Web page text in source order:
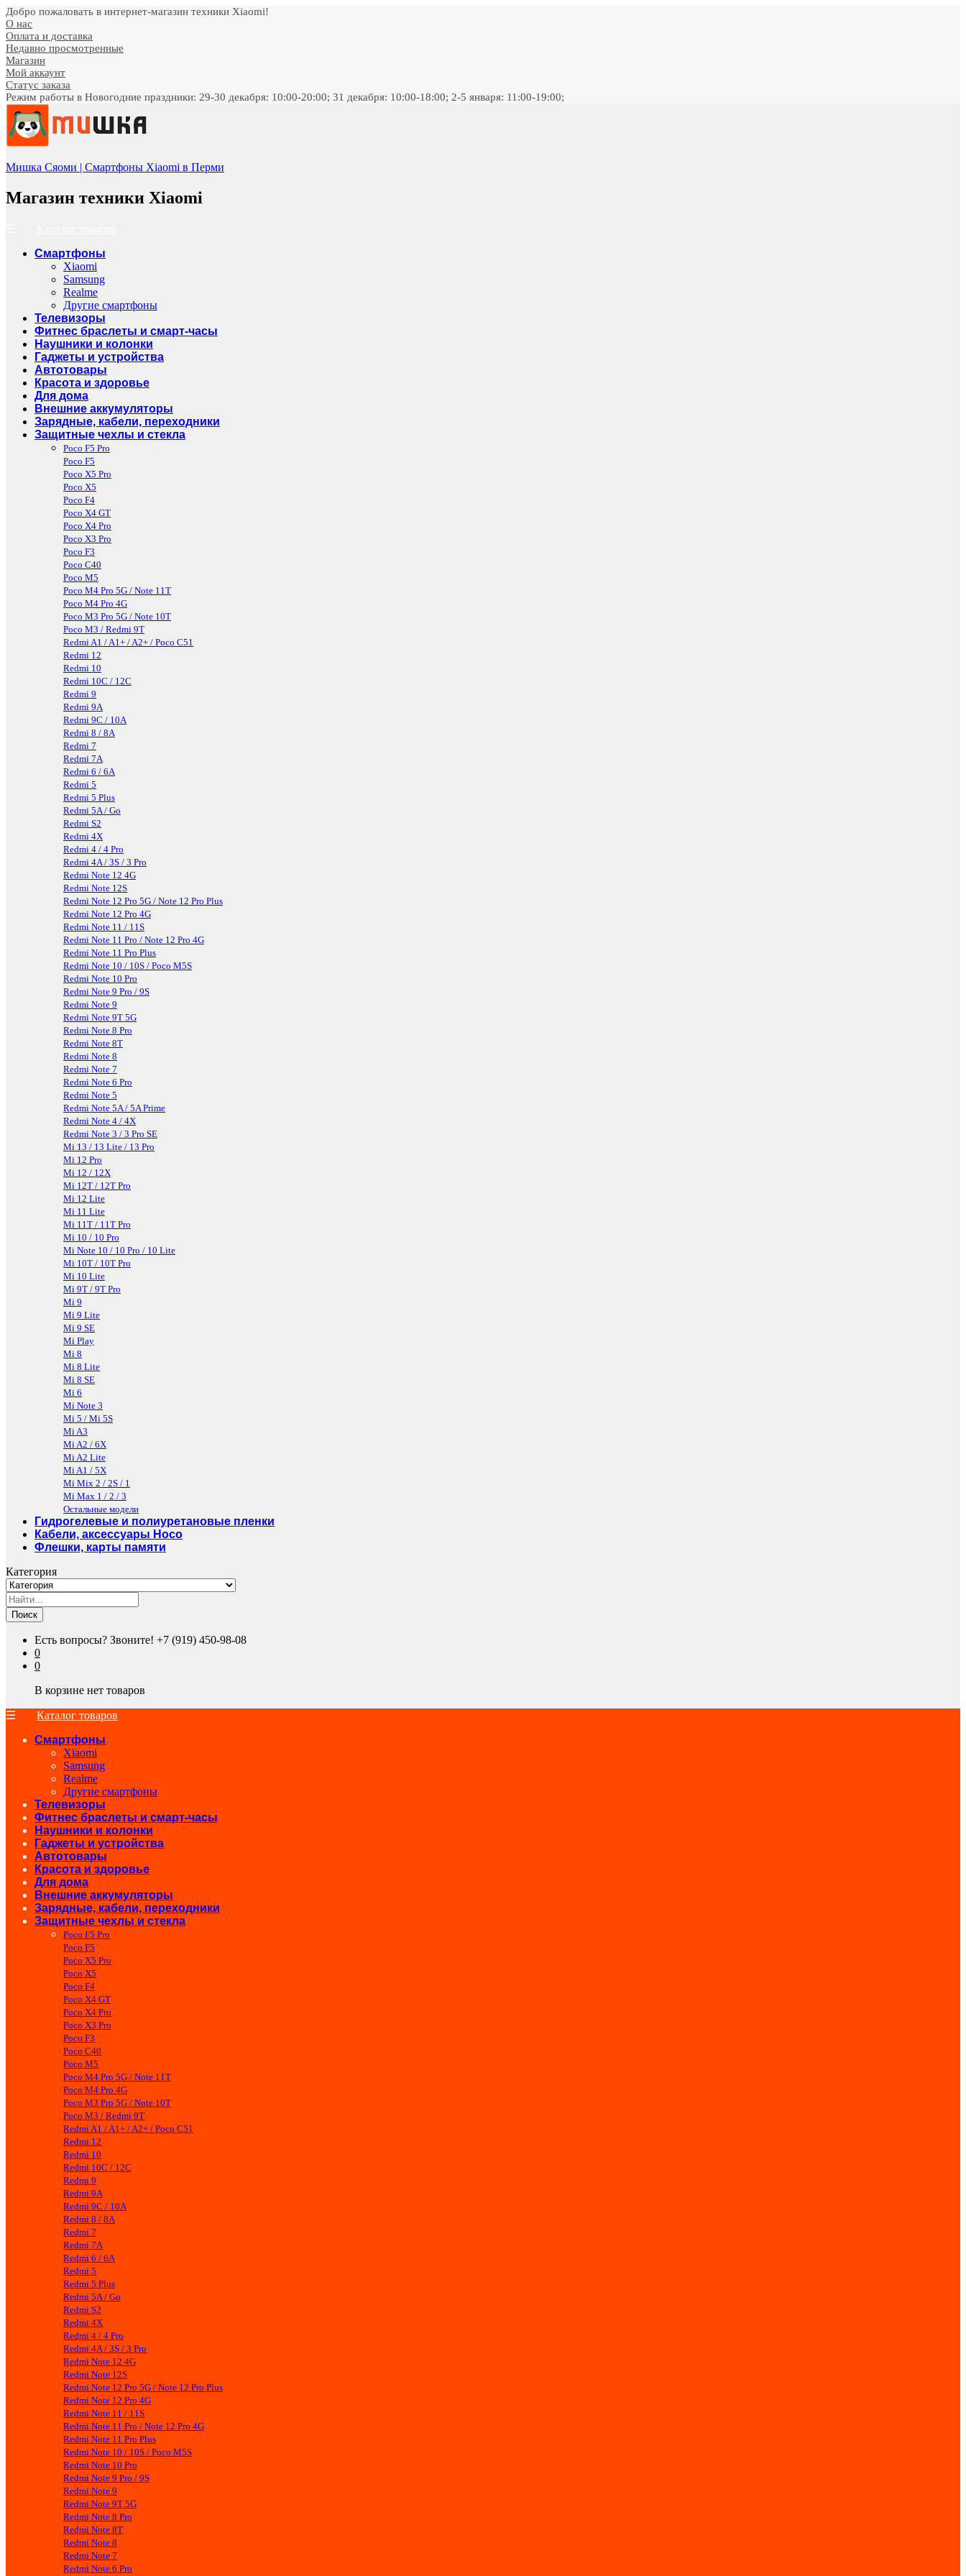
Добро пожаловать в интернет-магазин техники Xiaomi!
О нас
Оплата и доставка
Недавно просмотренные
Магазин
Мой аккаунт
Статус заказа
Режим работы в Новогодние праздники: 29-30 декабря: 10:00-20:00; 31 декабря: 10:00-18:00; 2-5 января: 11:00-19:00;
Мишка Сяоми | Смартфоны Xiaomi в Перми
Магазин техники Xiaomi
Смартфоны
Xiaomi
Samsung
Realme
Другие смартфоны
Телевизоры
Фитнес браслеты и смарт-часы
Наушники и колонки
Гаджеты и устройства
Автотовары
Красота и здоровье
Для дома
Внешние аккумуляторы
Зарядные, кабели, переходники
Защитные чехлы и стекла
Poco F5 Pro
Poco F5
Poco X5 Pro
Poco X5
Poco F4
Poco X4 GT
Poco X4 Pro
Poco X3 Pro
Poco F3
Poco C40
Poco M5
Poco M4 Pro 5G / Note 11T
Poco M4 Pro 4G
Poco M3 Pro 5G / Note 10T
Poco M3 / Redmi 9T
Redmi A1 / A1+ / A2+ / Poco C51
Redmi 12
Redmi 10
Redmi 10C / 12C
Redmi 9
Redmi 9A
Redmi 9C / 10A
Redmi 8 / 8A
Redmi 7
Redmi 7A
Redmi 6 / 6A
Redmi 5
Redmi 5 Plus
Redmi 5A / Go
Redmi S2
Redmi 4X
Redmi 4 / 4 Pro
Redmi 4A / 3S / 3 Pro
Redmi Note 12 4G
Redmi Note 12S
Redmi Note 12 Pro 5G / Note 12 Pro Plus
Redmi Note 12 Pro 4G
Redmi Note 11 / 11S
Redmi Note 11 Pro / Note 12 Pro 4G
Redmi Note 11 Pro Plus
Redmi Note 10 / 10S / Poco M5S
Redmi Note 10 Pro
Redmi Note 9 Pro / 9S
Redmi Note 9
Redmi Note 9T 5G
Redmi Note 8 Pro
Redmi Note 8T
Redmi Note 8
Redmi Note 7
Redmi Note 6 Pro
Redmi Note 5
Redmi Note 5A / 5A Prime
Redmi Note 4 / 4X
Redmi Note 3 / 3 Pro SE
Mi 13 / 13 Lite / 13 Pro
Mi 12 Pro
Mi 12 / 12X
Mi 12T / 12T Pro
Mi 12 Lite
Mi 11 Lite
Mi 11T / 11T Pro
Mi 10 / 10 Pro
Mi Note 10 / 10 Pro / 10 Lite
Mi 10T / 10T Pro
Mi 10 Lite
Mi 9T / 9T Pro
Mi 9
Mi 9 Lite
Mi 9 SE
Mi Play
Mi 8
Mi 8 Lite
Mi 8 SE
Mi 6
Mi Note 3
Mi 5 / Mi 5S
Mi A3
Mi A2 / 6X
Mi A2 Lite
Mi A1 / 5X
Mi Mix 2 / 2S / 1
Mi Max 1 / 2 / 3
Остальные модели
Гидрогелевые и полиуретановые пленки
Кабели, аксессуары Hoco
Флешки, карты памяти
Категория
Поиск
Есть вопросы? Звоните! +7 (919) 450-98-08
0
0
В корзине нет товаров
Каталог товаров
Смартфоны
Xiaomi
Samsung
Realme
Другие смартфоны
Телевизоры
Фитнес браслеты и смарт-часы
Наушники и колонки
Гаджеты и устройства
Автотовары
Красота и здоровье
Для дома
Внешние аккумуляторы
Зарядные, кабели, переходники
Защитные чехлы и стекла
Poco F5 Pro
Poco F5
Poco X5 Pro
Poco X5
Poco F4
Poco X4 GT
Poco X4 Pro
Poco X3 Pro
Poco F3
Poco C40
Poco M5
Poco M4 Pro 5G / Note 11T
Poco M4 Pro 4G
Poco M3 Pro 5G / Note 10T
Poco M3 / Redmi 9T
Redmi A1 / A1+ / A2+ / Poco C51
Redmi 12
Redmi 10
Redmi 10C / 12C
Redmi 9
Redmi 9A
Redmi 9C / 10A
Redmi 8 / 8A
Redmi 7
Redmi 7A
Redmi 6 / 6A
Redmi 5
Redmi 5 Plus
Redmi 5A / Go
Redmi S2
Redmi 4X
Redmi 4 / 4 Pro
Redmi 4A / 3S / 3 Pro
Redmi Note 12 4G
Redmi Note 12S
Redmi Note 12 Pro 5G / Note 12 Pro Plus
Redmi Note 12 Pro 4G
Redmi Note 11 / 11S
Redmi Note 11 Pro / Note 12 Pro 4G
Redmi Note 11 Pro Plus
Redmi Note 10 / 10S / Poco M5S
Redmi Note 10 Pro
Redmi Note 9 Pro / 9S
Redmi Note 9
Redmi Note 9T 5G
Redmi Note 8 Pro
Redmi Note 8T
Redmi Note 8
Redmi Note 7
Redmi Note 6 Pro